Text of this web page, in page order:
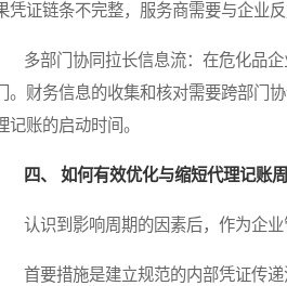
凭证链条不完整，服务商需要与企业
多部门协同拉长信息流：在危化品企
。财务信息的收集和核对需要跨部门
记账的启动时间。
四、 如何有效优化与缩短代理记账
认识到影响周期的因素后，作为企业
首要措施是建立规范的内部凭证传递